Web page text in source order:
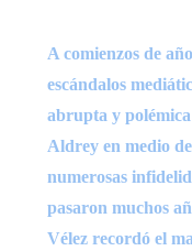
A comienzos de
escándalos
abrupta y
Aldrey en medio
numerosas
pasaron muchos
Vélez recordó el